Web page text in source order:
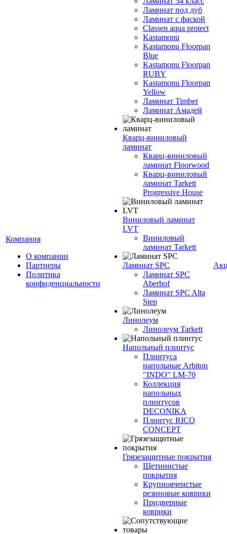
Компания
О компании
Партнеры
Политика
конфиденциальности
Ламинат под дуб
Ламинат с фаской
Classen aqua protect
Kastamonu
Kastamonu Floorpan
Blue
Kastamonu Floorpan
RUBY
Kastamonu Floorpan
Yellow
Ламинат Timber
Ламинат Амадей
Кварц-виниловый
ламинат
Кварц-виниловый
ламинат Floorwood
Кварц-виниловый
ламинат Tarkett
Progressive House
Виниловый ламинат
LVT
Виниловый
ламинат Tarkett
Ламинат SPC
Ламинат SPC
Aberhof
Ламинат SPC Alta
Step
Линолеум
Линолеум Tarkett
Напольный плинтус
Плинтуса
напольные Arbiton
"INDO" LM-70
Коллекция
напольных
плинтусов
DECONIKA
Плинтус RICO
CONCEPT
Грязезащитные покрытия
Щетинистые
покрытия
Крупноячеистые
резиновые коврики
Придверные
коврики